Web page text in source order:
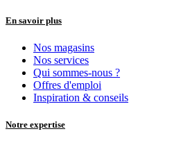
En savoir plus
Nos magasins
Nos services
Qui sommes-nous ?
Offres d'emploi
Inspiration & conseils
Notre expertise